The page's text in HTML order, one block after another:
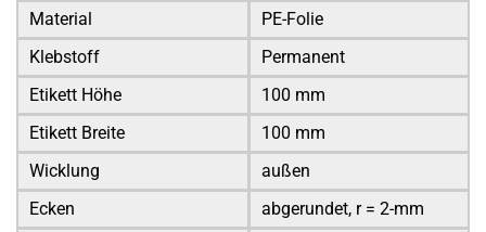
Material
PE-Folie
Klebstoff
Permanent
Etikett Höhe
100 mm
Etikett Breite
100 mm
Wicklung
außen
Ecken
abgerundet, r = 2-mm